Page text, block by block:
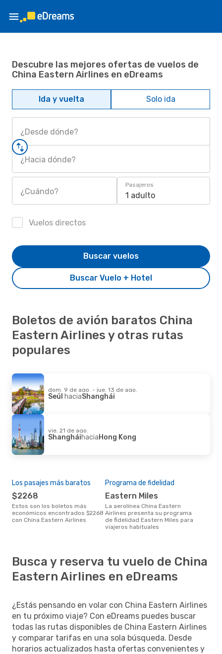
Descubre las mejores ofertas de vuelos de
China Eastern Airlines en eDreams
Ida y vuelta Solo ida
¿Desde dónde?
¿Hacia dónde?
¿Cuándo?
Pasajeros
1 adulto
Vuelos directos
Buscar Vuelo + Hotel
Buscar vuelos
Boletos de avión baratos China
Eastern Airlines y otras rutas
populares
dom. 9 de ago. - jue. 13 de ago.
Seúl haciaShanghái
vie. 21 de ago.
ShangháihaciaHong Kong
Los pasajes más baratos
$2268
Estos son los boletos más
económicos encontrados $2268
con China Eastern Airlines
Programa de fidelidad
Eastern Miles
La aerolínea China Eastern
Airlines presenta su programa
de fidelidad Eastern Miles para
viajeros habituales
Busca y reserva tu vuelo de China
Eastern Airlines en eDreams
¿Estás pensando en volar con China Eastern Airlines
en tu próximo viaje? Con eDreams puedes buscar
todas las rutas disponibles de China Eastern Airlines
y comparar tarifas en una sola búsqueda. Desde
horarios actualizados hasta ofertas convenientes y